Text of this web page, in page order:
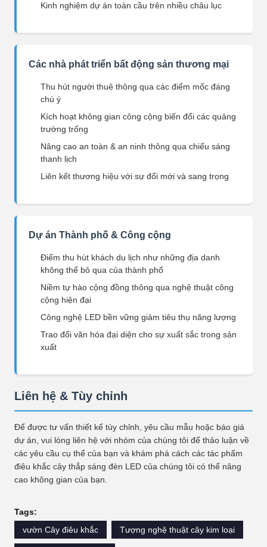
Kinh nghiệm dự án toàn cầu trên nhiều châu lục
Các nhà phát triển bất động sản thương mại
Thu hút người thuê thông qua các điểm mốc đáng
chú ý
Kích hoạt không gian công cộng biến đổi các quảng
trường trống
Nâng cao an toàn & an ninh thông qua chiếu sáng
thanh lịch
Liên kết thương hiệu với sự đổi mới và sang trọng
Dự án Thành phố & Công cộng
Điểm thu hút khách du lịch như những địa danh
không thể bỏ qua của thành phố
Niềm tự hào cộng đồng thông qua nghệ thuật công
cộng hiện đại
Công nghệ LED bền vững giảm tiêu thụ năng lượng
Trao đổi văn hóa đại diện cho sự xuất sắc trong sản
xuất
Liên hệ & Tùy chỉnh
Để được tư vấn thiết kế tùy chỉnh, yêu cầu mẫu hoặc báo giá
dự án, vui lòng liên hệ với nhóm của chúng tôi để thảo luận về
các yêu cầu cụ thể của bạn và khám phá cách các tác phẩm
điêu khắc cây thắp sáng đèn LED của chúng tôi có thể nâng
cao không gian của bạn.
Tags:
vườn Cây điêu khắc
Tượng nghệ thuật cây kim loại